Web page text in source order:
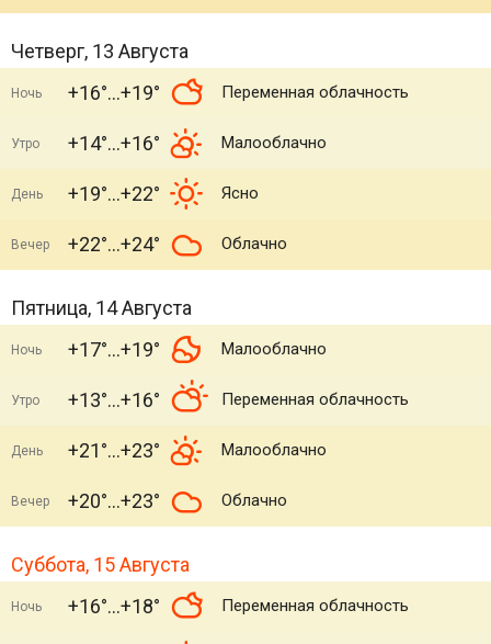
Четверг, 13 Августа
Ночь +16° +19° Переменная облачность
Утро +14° +16° Малооблачно
День +19° +22° Ясно
Вечер +22° +24° Облачно
Пятница, 14 Августа
Ночь +17° +19° Малооблачно
Утро +13° +16° Переменная облачность
День +21° +23° Малооблачно
Вечер +20° +23° Облачно
Суббота, 15 Августа
Ночь +16° +18° Переменная облачность